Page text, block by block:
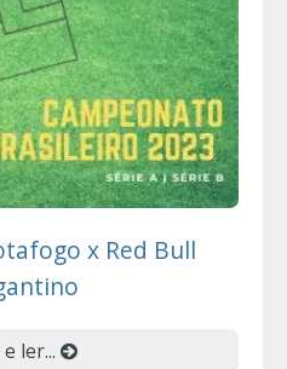
x Red Bull
ler...